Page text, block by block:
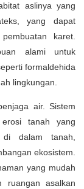
aslinya yang
yang dapat
karet.
alami untuk
formaldehida
lingkungan.
air. Sistem
tanah yang
dalam tanah,
ekosistem.
yang mudah
ruangan asalkan